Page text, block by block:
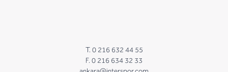
T. 0 216 632 44 55
F. 0 216 634 32 33